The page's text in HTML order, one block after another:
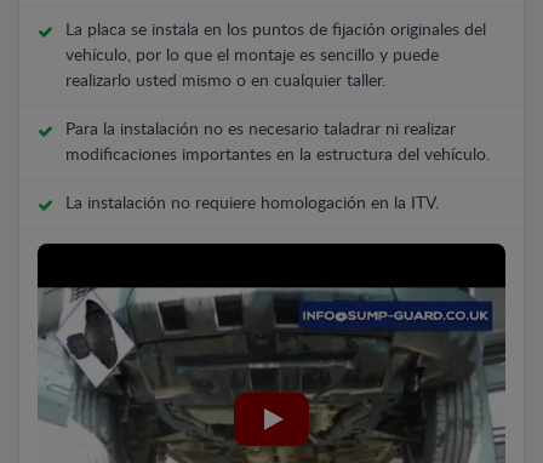
La placa se instala en los puntos de fijación originales del
vehículo, por lo que el montaje es sencillo y puede
realizarlo usted mismo o en cualquier taller.
Para la instalación no es necesario taladrar ni realizar
modificaciones importantes en la estructura del vehículo.
La instalación no requiere homologación en la ITV.